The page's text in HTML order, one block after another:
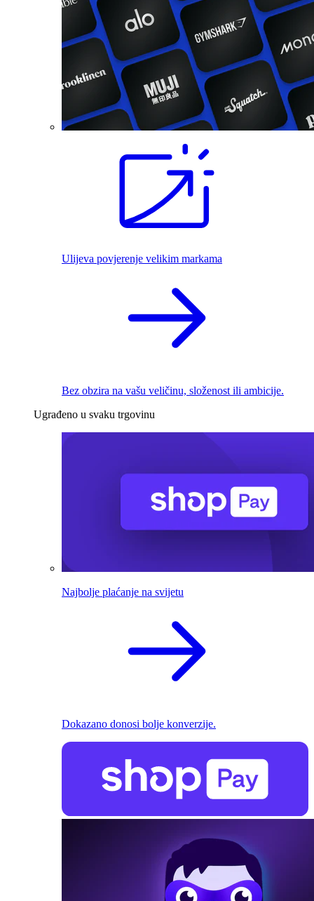
Ulijeva povjerenje velikim markama
Bez obzira na vašu veličinu, složenost ili ambicije.
Ugrađeno u svaku trgovinu
Najbolje plaćanje na svijetu
Dokazano donosi bolje konverzije.